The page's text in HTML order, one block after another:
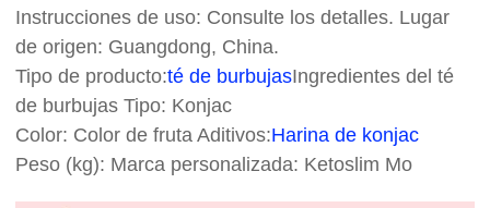
Instrucciones de uso: Consulte los detalles. Lugar
de origen: Guangdong, China.
Tipo de producto:té de burbujasIngredientes del té
de burbujas Tipo: Konjac
Color: Color de fruta Aditivos:Harina de konjac
Peso (kg): Marca personalizada: Ketoslim Mo